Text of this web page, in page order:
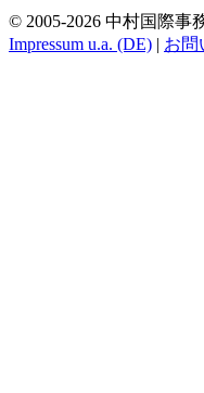
© 2005-2026 中村国際事
Impressum u.a. (DE) | お問